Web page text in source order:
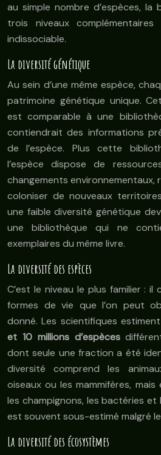
au simple nombre d’espèces, la
trois niveaux
indissociable.
La diversité génétique
Au sein d’une même espèce,
patrimoine génétique unique.
est comparable à une
contiendrait des informations
de l’espèce. Plus cette
l’espèce dispose de
changements environnementaux,
coloniser de nouveaux
une faible diversité génétique
une bibliothèque qui ne
exemplaires du même livre.
La diversité des espèces
C’est le niveau le plus familier :
formes de vie que l’on peut
donné. Les scientifiques
et 10 millions d’espèces
dont seule une fraction a été
diversité comprend les
oiseaux ou les mammifères,
les champignons, les bactéries
est souvent sous-estimé malgré
La diversité des écosystèmes